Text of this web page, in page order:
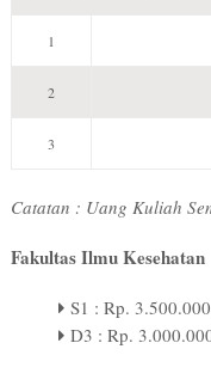
1
2
3
Catatan : Uang Kuliah
Fakultas Ilmu Kesehatan
S1 : Rp.
D3 : Rp.